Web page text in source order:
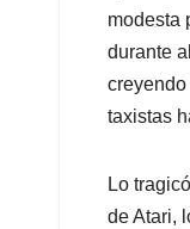
modesta
durante
taxistas
Lo
de Atari,